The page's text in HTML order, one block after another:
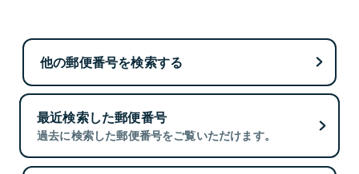
他の郵便番号を検索する
最近検索した郵便番号
過去に検索した郵便番号をご覧いただけます。